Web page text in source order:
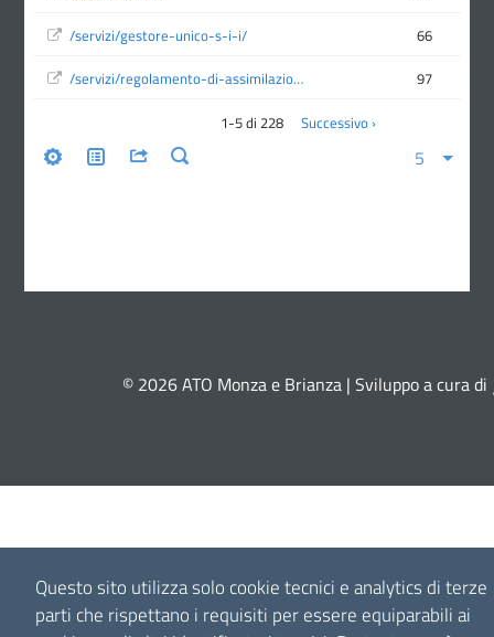
Questo sito utilizza solo cookie tecnici e analytics di terze
parti che rispettano i requisiti per essere equiparabili ai
© 2026 ATO Monza e Brianza | Sviluppo a cura di